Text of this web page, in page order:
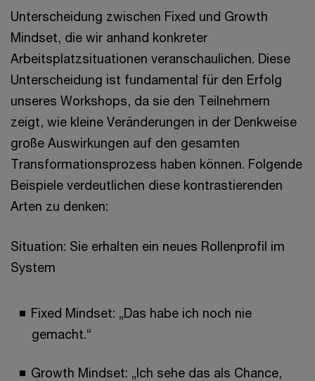
Unterscheidung zwischen Fixed und Growth
Mindset, die wir anhand konkreter
Arbeitsplatzsituationen veranschaulichen. Diese
Unterscheidung ist fundamental für den Erfolg
unseres Workshops, da sie den Teilnehmern
zeigt, wie kleine Veränderungen in der Denkweise
große Auswirkungen auf den gesamten
Transformationsprozess haben können. Folgende
Beispiele verdeutlichen diese kontrastierenden
Arten zu denken:
Situation: Sie erhalten ein neues Rollenprofil im
System
Fixed Mindset: „Das habe ich noch nie
gemacht.“
Growth Mindset: „Ich sehe das als Chance,